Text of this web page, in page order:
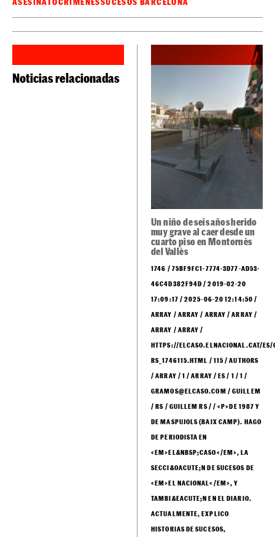
Noticias relacionadas
Un niño de seis años herido
muy grave al caer desde un
cuarto piso en Montornès
del Vallès
1746 / 75BF9FC1-7774-3D77-AD53-
46C4D382F94D / 2019-02-20
17:09:17 / 2025-06-20 12:14:50 /
ARRAY / ARRAY / ARRAY / ARRAY /
ARRAY / ARRAY /
HTTPS://ELCASO.ELNACIONAL.CAT/
RS_1746115.HTML / 115 / AUTHORS
/ ARRAY / 1 / ARRAY / ES / 1 / 1 /
GRAMOS@ELCASO.COM / GUILLEM
/ RS / GUILLEM RS / / <P>DE 1987 Y
DE MASPUJOLS (BAIX CAMP). HAGO
DE PERIODISTA EN
<EM>EL&NBSP;CASO</EM>, LA
SECCI&OACUTE;N DE SUCESOS DE
<EM>EL NACIONAL</EM>, Y
TAMBI&EACUTE;N EN EL DIARIO.
ACTUALMENTE, EXPLICO
HISTORIAS DE SUCESOS,